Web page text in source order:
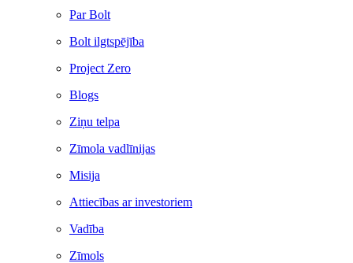
Par Bolt
Bolt ilgtspējība
Project Zero
Blogs
Ziņu telpa
Zīmola vadlīnijas
Misija
Attiecības ar investoriem
Vadība
Zīmols